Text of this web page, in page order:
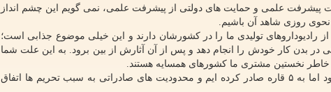
پیشرفت علمی و حمایت های دولتی از پیشرفت علمی، نمی گویم این چشم انداز
نحوی روزی شاهد آن باشیم.
رادیوداروهای تولیدی ما را در کشورشان دارند و این خیلی موضوع جذابی است؛
در بدن کار خودش را انجام دهد و پس از آن آثارش از بین برود. به این علت شما
خاطر نخستین مشتری ما کشورهای همسایه هستند.
البته در گذشته هم ما تعدادی از این رادیوداروها را هرچند محدود اما به ۵ قاره صادر کرده ایم و محدودیت های صادراتی به سبب تحریم ها اتفاق